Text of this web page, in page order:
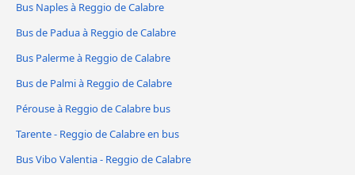
Bus Naples à Reggio de Calabre
Bus de Padua à Reggio de Calabre
Bus Palerme à Reggio de Calabre
Bus de Palmi à Reggio de Calabre
Pérouse à Reggio de Calabre bus
Tarente - Reggio de Calabre en bus
Bus Vibo Valentia - Reggio de Calabre